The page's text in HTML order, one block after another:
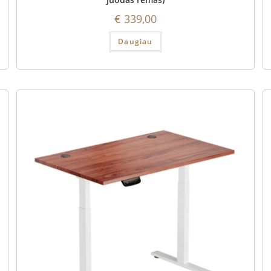
€ 339,00
Daugiau